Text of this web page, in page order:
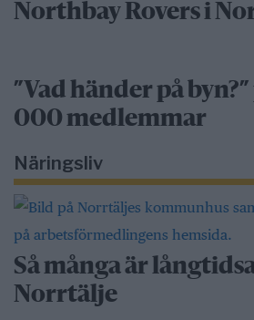
Northbay Rovers i
”Vad händer på
000 medlemmar
Näringsliv
Så många är
Norrtälje